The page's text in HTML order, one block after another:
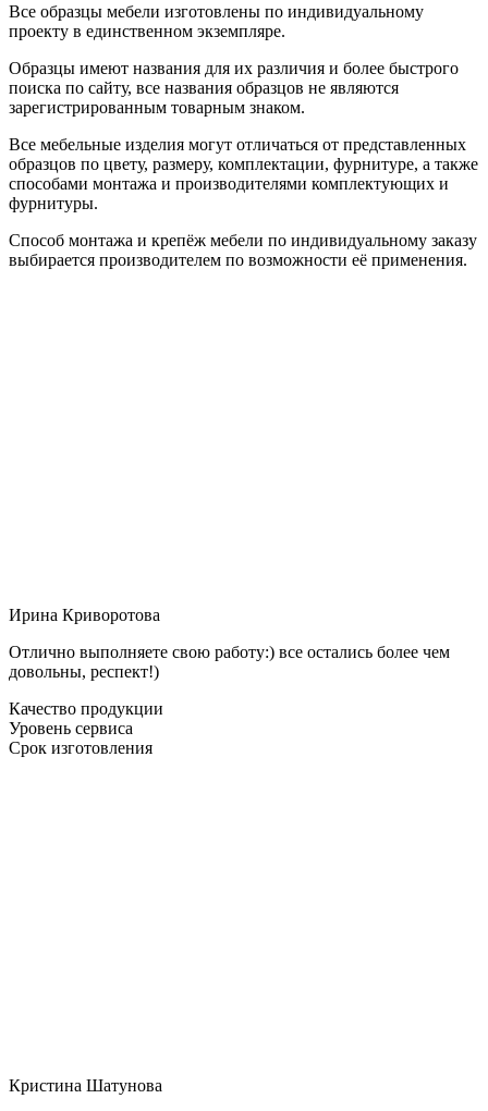
Все образцы мебели изготовлены по индивидуальному
проекту в единственном экземпляре.
Образцы имеют названия для их различия и более быстрого
поиска по сайту, все названия образцов не являются
зарегистрированным товарным знаком.
Все мебельные изделия могут отличаться от представленных
образцов по цвету, размеру, комплектации, фурнитуре, а также
способами монтажа и производителями комплектующих и
фурнитуры.
Способ монтажа и крепёж мебели по индивидуальному заказу
выбирается производителем по возможности её применения.
Ирина Криворотова
Отлично выполняете свою работу:) все остались более чем
довольны, респект!)
Качество продукции
Уровень сервиса
Срок изготовления
Кристина Шатунова